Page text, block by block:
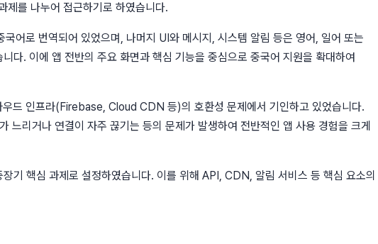
제를 나누어 접근하기로 하였습니다.
어로 번역되어 있었으며, 나머지 UI와 메시지, 시스템 알림 등은 영어, 일어 또는
다. 이에 앱 전반의 주요 화면과 핵심 기능을 중심으로 중국어 지원을 확대하여
드 인프라(Firebase, Cloud CDN 등)의 호환성 문제에서 기인하고 있었습니다.
리거나 연결이 자주 끊기는 등의 문제가 발생하여 전반적인 앱 사용 경험을 크게
기 핵심 과제로 설정하였습니다. 이를 위해 API, CDN, 알림 서비스 등 핵심 요소의